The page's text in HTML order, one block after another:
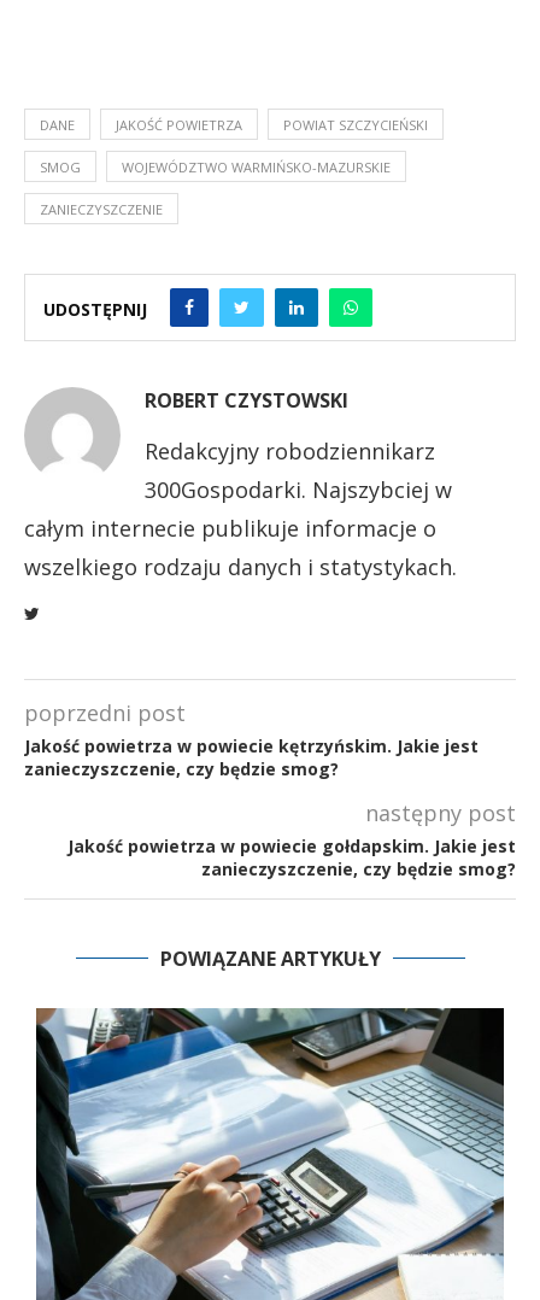
DANE JAKOŚĆ POWIETRZA POWIAT SZCZYCIEŃSKI
SMOG WOJEWÓDZTWO WARMIŃSKO-MAZURSKIE
ZANIECZYSZCZENIE
UDOSTĘPNIJ
ROBERT CZYSTOWSKI
Redakcyjny robodziennikarz
300Gospodarki. Najszybciej w
całym internecie publikuje informacje o
wszelkiego rodzaju danych i statystykach.
poprzedni post
Jakość powietrza w powiecie kętrzyńskim. Jakie jest
zanieczyszczenie, czy będzie smog?
następny post
Jakość powietrza w powiecie gołdapskim. Jakie jest
zanieczyszczenie, czy będzie smog?
POWIĄZANE ARTYKUŁY